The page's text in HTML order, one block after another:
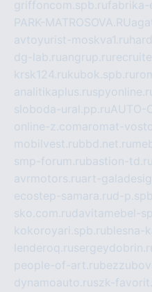
griffoncom.spb.rufabrika-
PARK-MATROSOVA.RU
avtoyurist-moskva1.ru
dg-lab.ruangrup.ru
krsk124.rukubok.spb.ru
analitikaplus.ru
sloboda-ural.pp.ruAUTO-
online-z.comaromat-
mobilvest.rubbd.net.ru
smp-forum.rubastion-td.ru
avrmotors.ruart-
ecostep-samara.rud-
sko.com.rudavitamebel-
kokoroyari.spb.rublesna-
lenderoq.ru
people-of-art.ru
dynamoauto.ruszk-